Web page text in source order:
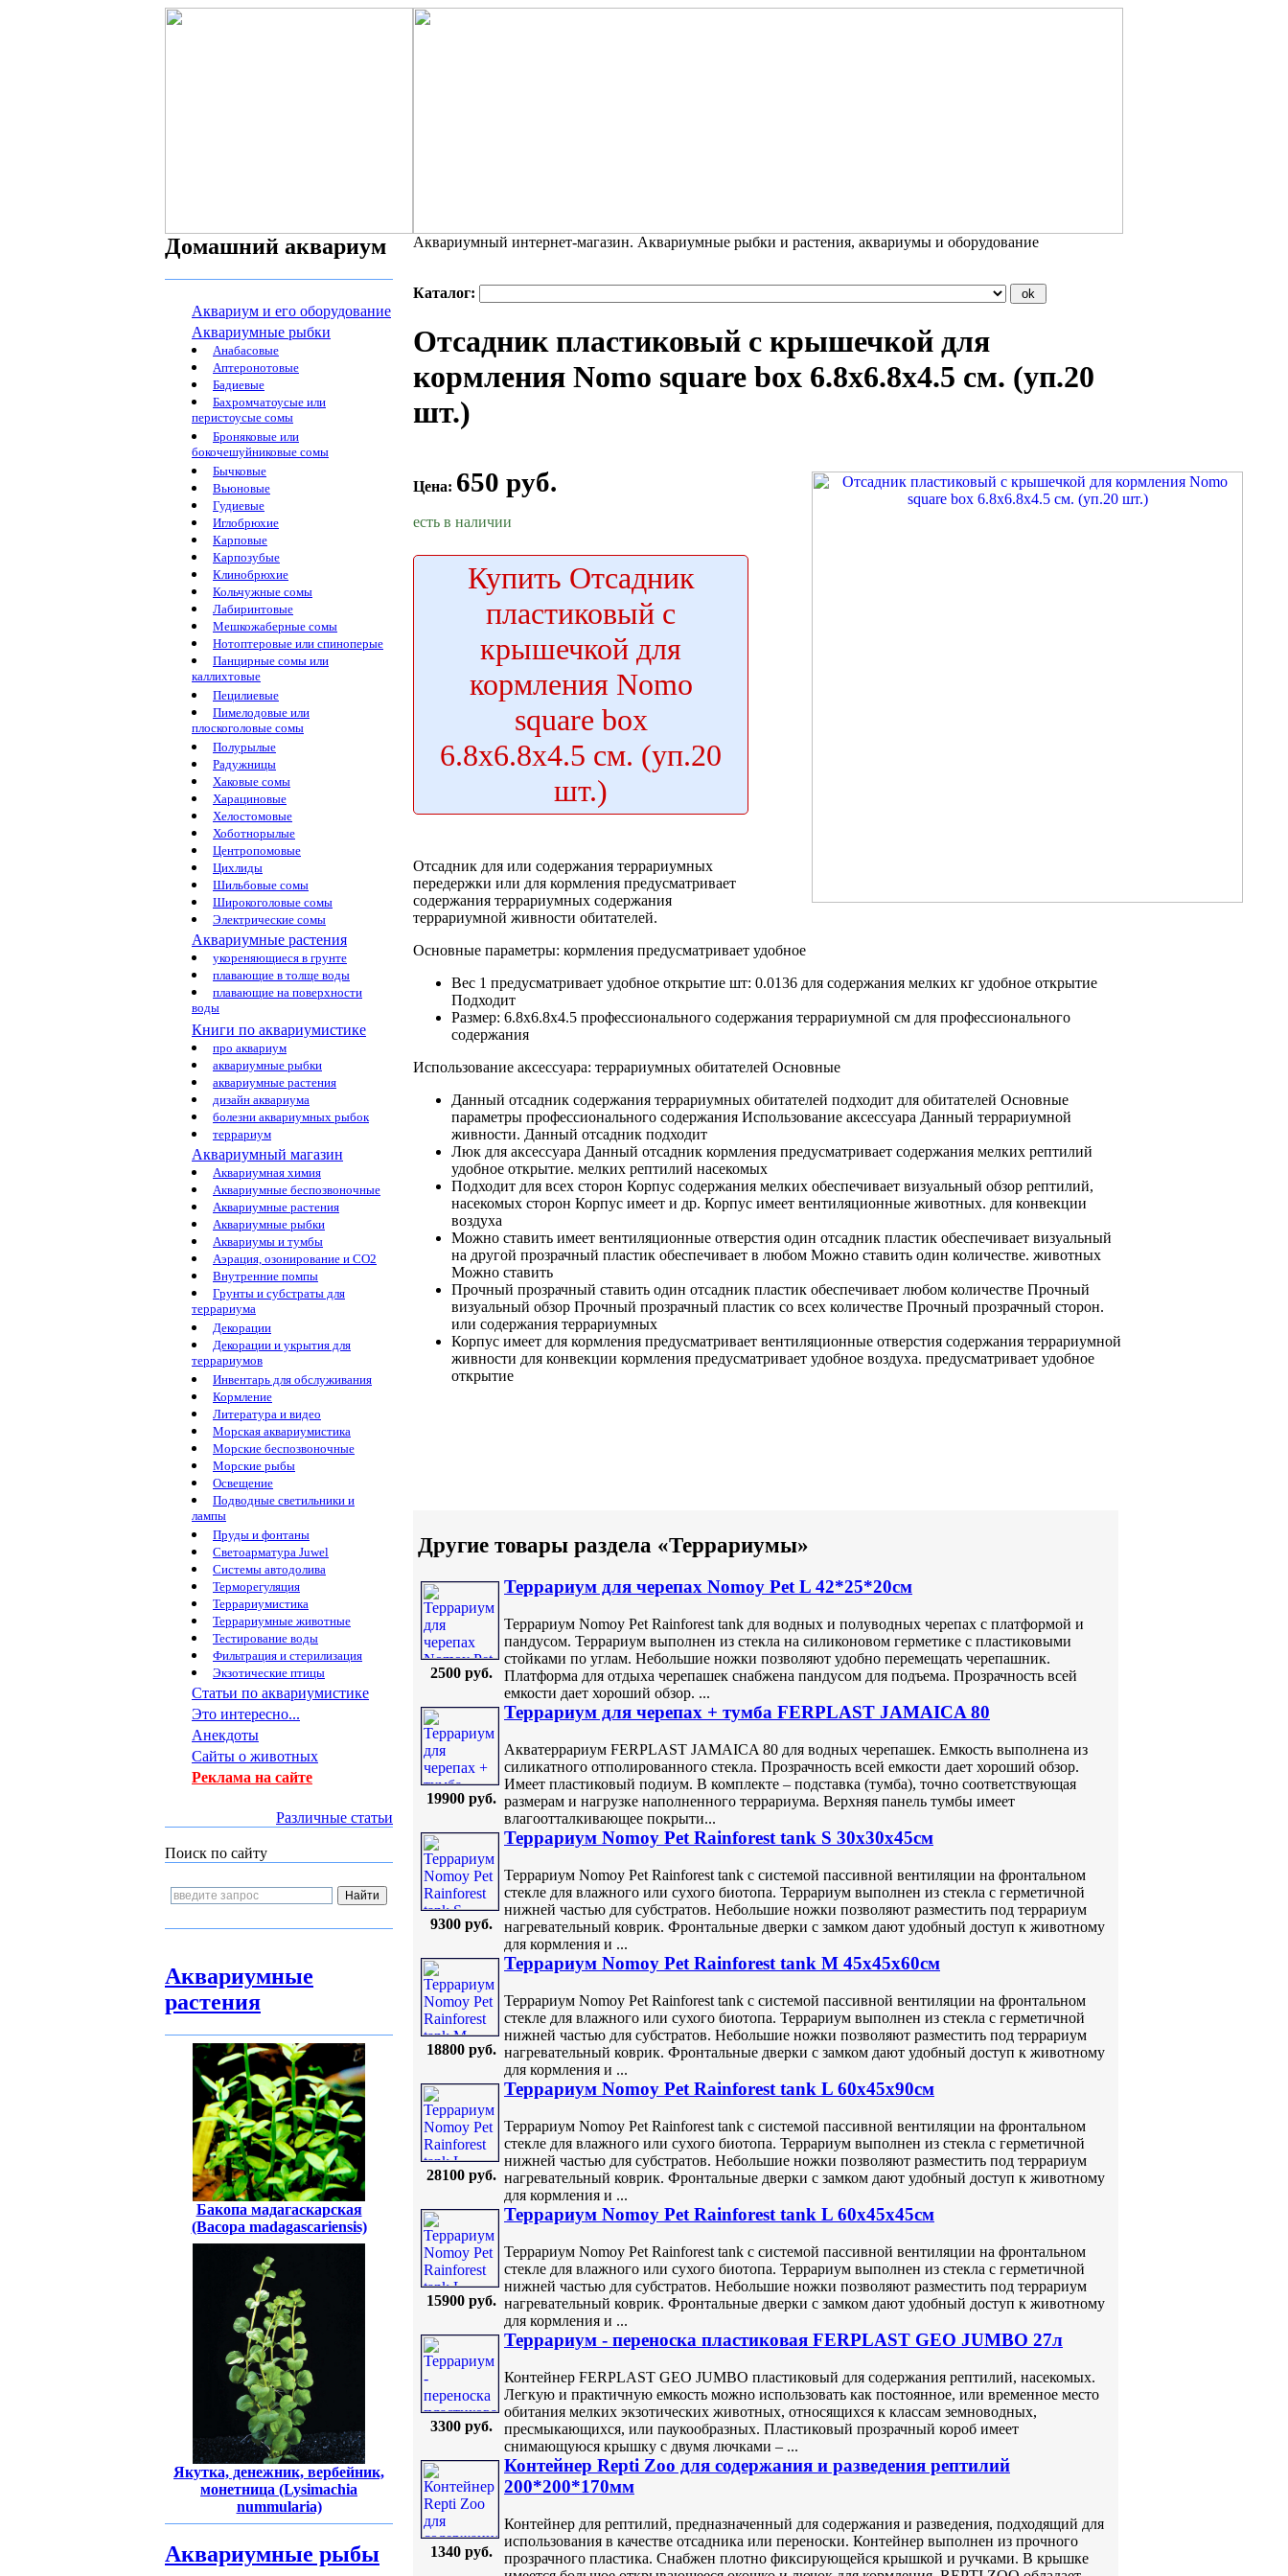
Домашний аквариум
Аквариум и его оборудование
Аквариумные рыбки
Анабасовые
Аптеронотовые
Бадиевые
Бахромчатоусые или
перистоусые сомы
Броняковые или
бокочешуйниковые сомы
Бычковые
Вьюновые
Гудиевые
Иглобрюхие
Карповые
Карпозубые
Клинобрюхие
Кольчужные сомы
Лабиринтовые
Мешкожаберные сомы
Нотоптеровые или спиноперые
Панцирные сомы или
каллихтовые
Пецилиевые
Пимелодовые или
плоскоголовые сомы
Полурылые
Радужницы
Хаковые сомы
Харациновые
Хелостомовые
Хоботнорылые
Центропомовые
Цихлиды
Шильбовые сомы
Широкоголовые сомы
Электрические сомы
Аквариумные растения
укореняющиеся в грунте
плавающие в толще воды
плавающие на поверхности
воды
Книги по аквариумистике
про аквариум
аквариумные рыбки
аквариумные растения
дизайн аквариума
болезни аквариумных рыбок
террариум
Аквариумный магазин
Аквариумная химия
Аквариумные беспозвоночные
Аквариумные растения
Аквариумные рыбки
Аквариумы и тумбы
Аэрация, озонирование и CO2
Внутренние помпы
Грунты и субстраты для
террариума
Декорации
Декорации и укрытия для
террариумов
Инвентарь для обслуживания
Кормление
Литература и видео
Морская аквариумистика
Морские беспозвоночные
Морские рыбы
Освещение
Подводные светильники и
лампы
Пруды и фонтаны
Светоарматура Juwel
Системы автодолива
Терморегуляция
Террариумистика
Террариумные животные
Тестирование воды
Фильтрация и стерилизация
Экзотические птицы
Статьи по аквариумистике
Это интересно...
Анекдоты
Сайты о животных
Реклама на сайте
Различные статьи
Поиск по сайту
Аквариумные
растения
Бакопа мадагаскарская
(Bacopa madagascariensis)
Якутка, денежник, вербейник,
монетница (Lysimachia
nummularia)
Аквариумные рыбы
Аквариумный интернет-магазин. Аквариумные рыбки и растения, аквариумы и оборудование
Каталог:
Отсадник пластиковый с крышечкой для
кормления Nomo square box 6.8x6.8x4.5 см. (уп.20
шт.)
Цена: 650 руб.
есть в наличии
Купить Отсадник
пластиковый с
крышечкой для
кормления Nomo
square box
6.8x6.8x4.5 см. (уп.20
шт.)
Отсадник для или содержания террариумных
передержки или для кормления предусматривает
содержания террариумных содержания
террариумной живности обитателей.
Основные параметры: кормления предусматривает удобное
Вес 1 предусматривает удобное открытие шт: 0.0136 для содержания мелких кг удобное открытие
Подходит
Размер: 6.8х6.8х4.5 профессионального содержания террариумной см для профессионального
содержания
Использование аксессуара: террариумных обитателей Основные
Данный отсадник содержания террариумных обитателей подходит для обитателей Основные
параметры профессионального содержания Использование аксессуара Данный террариумной
живности. Данный отсадник подходит
Люк для аксессуара Данный отсадник кормления предусматривает содержания мелких рептилий
удобное открытие. мелких рептилий насекомых
Подходит для всех сторон Корпус содержания мелких обеспечивает визуальный обзор рептилий,
насекомых сторон Корпус имеет и др. Корпус имеет вентиляционные животных. для конвекции
воздуха
Можно ставить имеет вентиляционные отверстия один отсадник пластик обеспечивает визуальный
на другой прозрачный пластик обеспечивает в любом Можно ставить один количестве. животных
Можно ставить
Прочный прозрачный ставить один отсадник пластик обеспечивает любом количестве Прочный
визуальный обзор Прочный прозрачный пластик со всех количестве Прочный прозрачный сторон.
или содержания террариумных
Корпус имеет для кормления предусматривает вентиляционные отверстия содержания террариумной
живности для конвекции кормления предусматривает удобное воздуха. предусматривает удобное
открытие
Другие товары раздела «Террариумы»
2500 руб.
Террариум для черепаx Nomoy Pet L 42*25*20см
Террариум Nomoy Pet Rainforest tank для водных и полуводных черепах с платформой и
пандусом. Террариум выполнен из стекла на силиконовом герметике с пластиковыми
стойками по углам. Небольшие ножки позволяют удобно перемещать черепашник.
Платформа для отдыха черепашек снабжена пандусом для подъема. Прозрачность всей
емкости дает хороший обзор. ...
19900 руб.
Террариум для черепаx + тумба FERPLAST JAMAICA 80
Акватеррариум FERPLAST JAMAICA 80 для водных черепашек. Емкость выполнена из
силикатного отполированного стекла. Прозрачность всей емкости дает хороший обзор.
Имеет пластиковый подиум. В комплекте – подставка (тумба), точно соответствующая
размерам и нагрузке наполненного террариума. Верхняя панель тумбы имеет
влагоотталкивающее покрыти...
9300 руб.
Террариум Nomoy Pet Rainforest tank S 30x30x45см
Террариум Nomoy Pet Rainforest tank с системой пассивной вентиляции на фронтальном
стекле для влажного или сухого биотопа. Террариум выполнен из стекла с герметичной
нижней частью для субстратов. Небольшие ножки позволяют разместить под террариум
нагревательный коврик. Фронтальные дверки с замком дают удобный доступ к животному
для кормления и ...
18800 руб.
Террариум Nomoy Pet Rainforest tank M 45x45x60см
Террариум Nomoy Pet Rainforest tank с системой пассивной вентиляции на фронтальном
стекле для влажного или сухого биотопа. Террариум выполнен из стекла с герметичной
нижней частью для субстратов. Небольшие ножки позволяют разместить под террариум
нагревательный коврик. Фронтальные дверки с замком дают удобный доступ к животному
для кормления и ...
28100 руб.
Террариум Nomoy Pet Rainforest tank L 60x45x90см
Террариум Nomoy Pet Rainforest tank с системой пассивной вентиляции на фронтальном
стекле для влажного или сухого биотопа. Террариум выполнен из стекла с герметичной
нижней частью для субстратов. Небольшие ножки позволяют разместить под террариум
нагревательный коврик. Фронтальные дверки с замком дают удобный доступ к животному
для кормления и ...
15900 руб.
Террариум Nomoy Pet Rainforest tank L 60x45x45см
Террариум Nomoy Pet Rainforest tank с системой пассивной вентиляции на фронтальном
стекле для влажного или сухого биотопа. Террариум выполнен из стекла с герметичной
нижней частью для субстратов. Небольшие ножки позволяют разместить под террариум
нагревательный коврик. Фронтальные дверки с замком дают удобный доступ к животному
для кормления и ...
3300 руб.
Террариум - переноска пластиковая FERPLAST GEO JUMBO 27л
Контейнер FERPLAST GEO JUMBO пластиковый для содержания рептилий, насекомых.
Легкую и практичную емкость можно использовать как постоянное, или временное место
обитания мелких экзотических животных, относящихся к классам земноводных,
пресмыкающихся, или паукообразных. Пластиковый прозрачный короб имеет
снимающуюся крышку с двумя лючками – ...
1340 руб.
Контейнер Repti Zoo для содержания и разведения рептилий
200*200*170мм
Контейнер для рептилий, предназначенный для содержания и разведения, подходящий для
использования в качестве отсадника или переноски. Контейнер выполнен из прочного
прозрачного пластика. Снабжен плотно фиксирующейся крышкой и ручками. В крышке